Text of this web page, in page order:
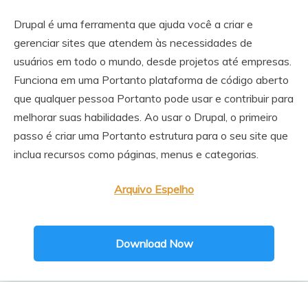
Drupal é uma ferramenta que ajuda você a criar e
gerenciar sites que atendem às necessidades de
usuários em todo o mundo, desde projetos até empresas.
Funciona em uma Portanto plataforma de código aberto
que qualquer pessoa Portanto pode usar e contribuir para
melhorar suas habilidades. Ao usar o Drupal, o primeiro
passo é criar uma Portanto estrutura para o seu site que
inclua recursos como páginas, menus e categorias.
Arquivo Espelho
Download Now